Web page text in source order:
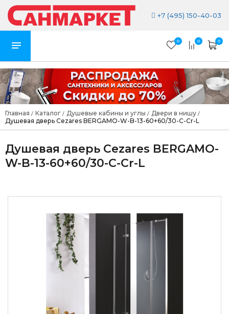
+7 (495) 150-40-03
0 0 0
Главная / Каталог / Душевые кабины и углы / Двери в нишу /
Душевая дверь Cezares BERGAMO-W-B-13-60+60/30-C-Cr-L
Душевая дверь Cezares BERGAMO-
W-B-13-60+60/30-C-Cr-L